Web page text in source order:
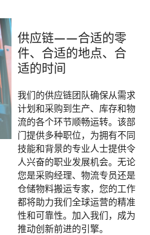
供应链——合适的零
件、合适的地点、合
适的时间
我们的供应链团队确保从需求
计划和采购到生产、库存和物
流的各个环节顺畅运转。该部
门提供多种职位，为拥有不同
技能和背景的专业人士提供令
人兴奋的职业发展机会。无论
您是采购经理、物流专员还是
仓储物料搬运专家，您的工作
都将助力我们全球运营的精准
性和可靠性。加入我们，成为
推动创新前进的引擎。